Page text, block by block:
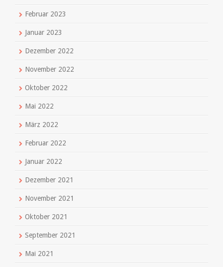
Februar 2023
Januar 2023
Dezember 2022
November 2022
Oktober 2022
Mai 2022
März 2022
Februar 2022
Januar 2022
Dezember 2021
November 2021
Oktober 2021
September 2021
Mai 2021